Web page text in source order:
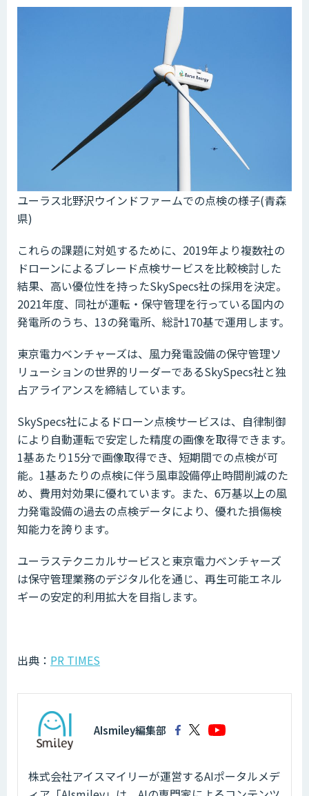
ユーラス北野沢ウインドファームでの点検の様子(青森
県)
これらの課題に対処するために、2019年より複数社の
ドローンによるブレード点検サービスを比較検討した
結果、高い優位性を持ったSkySpecs社の採用を決定。
2021年度、同社が運転・保守管理を行っている国内の
発電所のうち、13の発電所、総計170基で運用します。
東京電力ベンチャーズは、風力発電設備の保守管理ソ
リューションの世界的リーダーであるSkySpecs社と独
占アライアンスを締結しています。
SkySpecs社によるドローン点検サービスは、自律制御
により自動運転で安定した精度の画像を取得できます。
1基あたり15分で画像取得でき、短期間での点検が可
能。1基あたりの点検に伴う風車設備停止時間削減のた
め、費用対効果に優れています。また、6万基以上の風
力発電設備の過去の点検データにより、優れた損傷検
知能力を誇ります。
ユーラステクニカルサービスと東京電力ベンチャーズ
は保守管理業務のデジタル化を通じ、再生可能エネル
ギーの安定的利用拡大を目指します。
出典： PR TIMES
AIsmiley編集部
株式会社アイスマイリーが運営するAIポータルメデ